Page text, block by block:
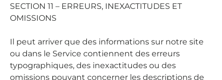
SECTION 11 – ERREURS, INEXACTITUDES ET
OMISSIONS
Il peut arriver que des informations sur notre site
ou dans le Service contiennent des erreurs
typographiques, des inexactitudes ou des
omissions pouvant concerner les descriptions de